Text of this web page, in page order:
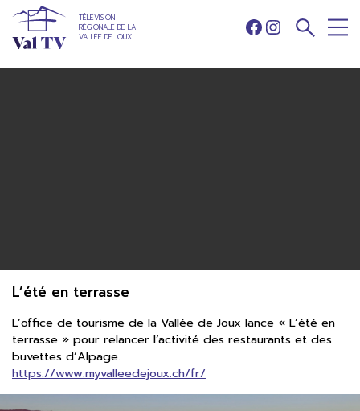
TÉLÉVISION
RÉGIONALE DE LA
VALLÉE DE JOUX
Facebook
Instagram
L’été en terrasse
L’office de tourisme de la Vallée de Joux lance « L’été en
terrasse » pour relancer l’activité des restaurants et des
buvettes d’Alpage.
https://www.myvalleedejoux.ch/fr/